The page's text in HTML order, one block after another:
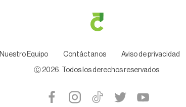
Nuestro Equipo Contáctanos Aviso de privacidad
Ⓒ 2026 . Todos los derechos reservados.